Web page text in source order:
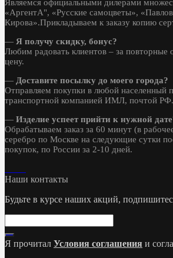
Являемся официальными дилерами
«АргентА", «Русские самоцветы»,
Кирова».Прикладываем к заказу копию
— Я получу скидку, бонус?
Любим радовать клиентов – за повторные
цену.
— Доставите посылку до моего города?
Отправляем покупки в любой населенный
транспортной компанией ИМЛ, почтой РФ.
— Изделие успеет прийти к нужной
Обрабатываем заказ за 60 минут (в
серебро по Москве на следующие сутки
покупок, по России за 2-10 дней.
Наши контакты
Будьте в курсе наших акций,
Я прочитал Условия соглашения и